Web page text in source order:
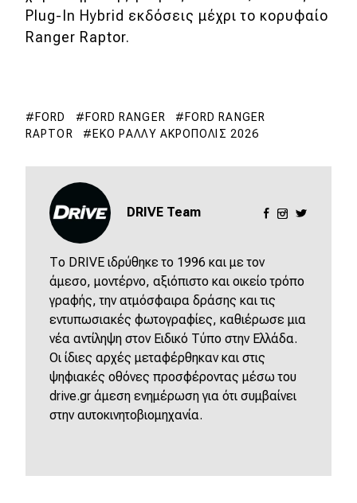
Plug-In Hybrid εκδόσεις μέχρι το κορυφαίο
Ranger Raptor.
FORD FORD RANGER
FORD RANGER
RAPTOR
ΕΚΟ ΡΆΛΛΥ ΑΚΡΌΠΟΛΙΣ 2026
DRIVE Team
Το DRIVE ιδρύθηκε το 1996 και με τον
άμεσο, μοντέρνο, αξιόπιστο και οικείο τρόπο
γραφής, την ατμόσφαιρα δράσης και τις
εντυπωσιακές φωτογραφίες, καθιέρωσε μια
νέα αντίληψη στον Ειδικό Τύπο στην Ελλάδα.
Οι ίδιες αρχές μεταφέρθηκαν και στις
ψηφιακές οθόνες προσφέροντας μέσω του
drive.gr άμεση ενημέρωση για ότι συμβαίνει
στην αυτοκινητοβιομηχανία.